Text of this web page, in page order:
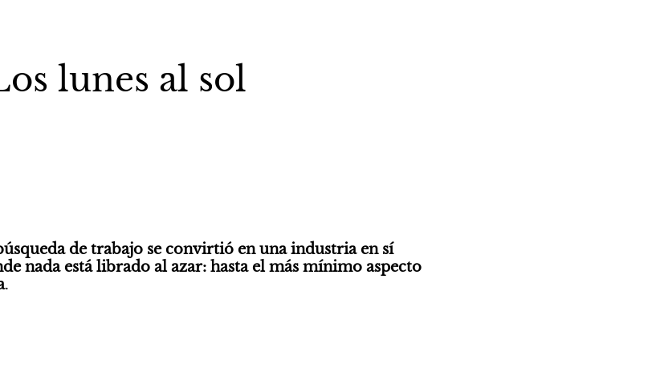
lunes al sol
de trabajo se convirtió en una industria en sí
nada está librado al azar: hasta el más mínimo aspecto
.